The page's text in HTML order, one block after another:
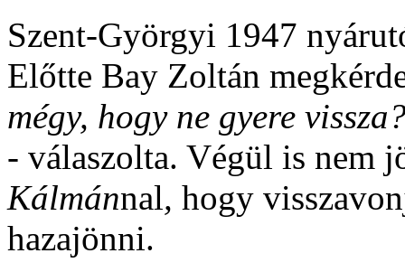
Szent-Györgyi 1947
Előtte Bay Zoltán
mégy, hogy ne gyere
- válaszolta. Végül is nem
Kálmánnal, hogy
hazajönni.